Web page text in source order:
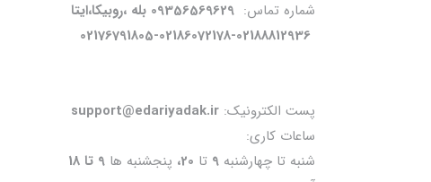
شماره تماس:09356569629 بله ،روبیکا،ایتا
02176791805-02186072178-02188812936
پست الکترونیک: support@edariyadak.ir
ساعات کاری:
شنبه تا چهارشنبه9 تا 20، پنجشنبه ها 9 تا 18